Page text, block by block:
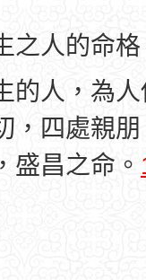
之人的命
的人，為
，四處親
盛昌之命。